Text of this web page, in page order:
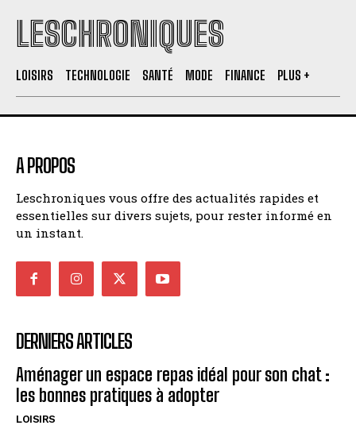
LESCHRONIQUES
LOISIRS TECHNOLOGIE SANTÉ MODE FINANCE PLUS +
A PROPOS
Leschroniques vous offre des actualités rapides et
essentielles sur divers sujets, pour rester informé en
un instant.
DERNIERS ARTICLES
Aménager un espace repas idéal pour son chat :
les bonnes pratiques à adopter
LOISIRS